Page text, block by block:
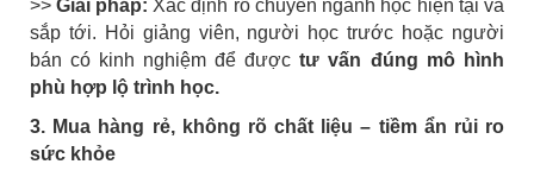
>> Giải pháp: Xác định rõ chuyên ngành học hiện tại và
sắp tới. Hỏi giảng viên, người học trước hoặc người
bán có kinh nghiệm để được tư vấn đúng mô hình
phù hợp lộ trình học.
3. Mua hàng rẻ, không rõ chất liệu – tiềm ẩn rủi ro
sức khỏe